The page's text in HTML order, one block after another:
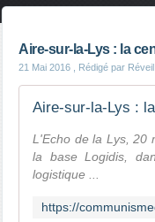
Aire-sur-la-Lys : la
21 Mai 2016 , Rédigé par
Aire-sur-la-Lys :
L'Echo de la Lys, 20
la base Logidis,
logistique ...